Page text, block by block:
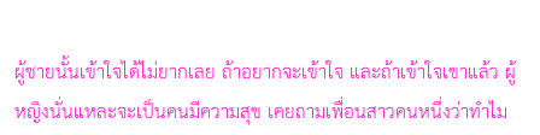
ผู้ชายนั้นเข้าใจได้ไม่ยากเลย ถ้าอยากจะเข้าใจ และถ้าเข้าใจเขาแล้ว ผู้
หญิงนั่นแหละจะเป็นคนมีความสุข เคยถามเพื่อนสาวคนหนึ่งว่าทำไม